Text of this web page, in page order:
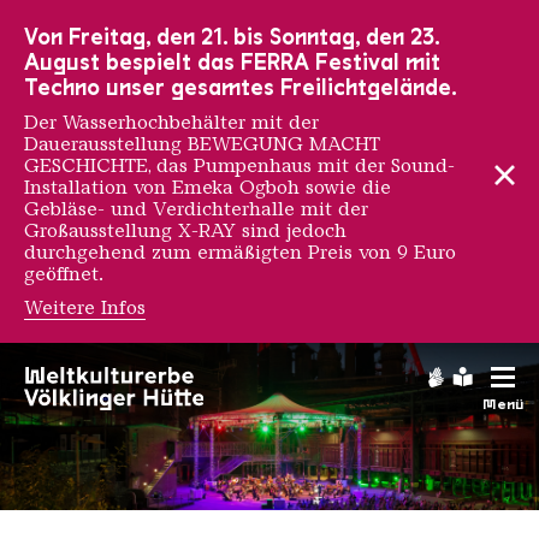
Menü
Saarländischen
Von Freitag, den 21. bis Sonntag, den 23.
August bespielt das FERRA Festival mit
Techno unser gesamtes Freilichtgelände.
Der Wasserhochbehälter mit der
Dauerausstellung BEWEGUNG MACHT
GESCHICHTE, das Pumpenhaus mit der Sound-
Installation von Emeka Ogboh sowie die
Gebläse- und Verdichterhalle mit der
Großausstellung X-RAY sind jedoch
durchgehend zum ermäßigten Preis von 9 Euro
geöffnet.
Weitere Infos